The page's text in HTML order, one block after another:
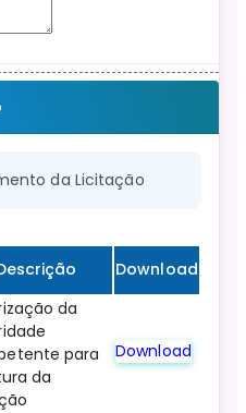
da Licitação
Download
da
para
da
Download